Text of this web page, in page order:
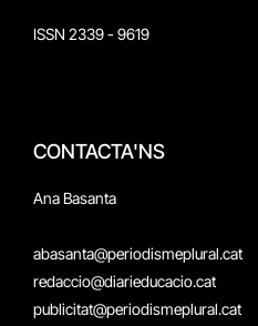
ISSN 2339 - 9619
CONTACTA'NS
Ana Basanta
abasanta@periodismeplural.cat
redaccio@diarieducacio.cat
publicitat@periodismeplural.cat